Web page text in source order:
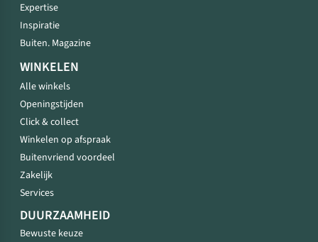
Expertise
Inspiratie
Buiten. Magazine
WINKELEN
Alle winkels
Openingstijden
Click & collect
Winkelen op afspraak
Buitenvriend voordeel
Zakelijk
Services
DUURZAAMHEID
Bewuste keuze